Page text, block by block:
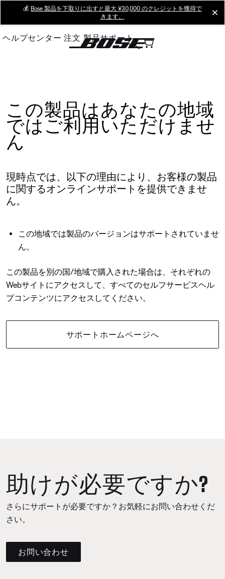
Main
💰 Bose 製品を下取りに出すと最大 ¥30,000 のクレジットを獲得で
きます。
ヘルプセンター 注文 製品サポート
この製品はあなたの地域
ではご利用いただけませ
ん
現時点では、以下の理由により、お客様の製品
に関するオンラインサポートを提供できませ
ん。
この地域では製品のバージョンはサポートされていませ
ん。
この製品を別の国/地域で購入された場合は、それぞれの
Webサイトにアクセスして、すべてのセルフサービスヘル
プコンテンツにアクセスしてください。
サポートホームページへ
助けが必要ですか?
さらにサポートが必要ですか？お気軽にお問い合わせくだ
さい。
お問い合わせ